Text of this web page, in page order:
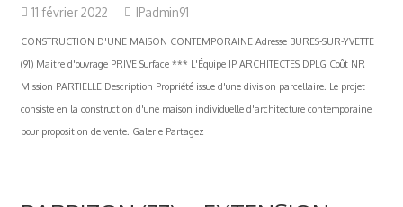
11 février 2022 IPadmin91
CONSTRUCTION D'UNE MAISON CONTEMPORAINE Adresse BURES-SUR-YVETTE
(91) Maitre d'ouvrage PRIVE Surface *** L'Équipe IP ARCHITECTES DPLG Coût NR
Mission PARTIELLE Description Propriété issue d'une division parcellaire. Le projet
consiste en la construction d'une maison individuelle d'architecture contemporaine
pour proposition de vente. Galerie Partagez